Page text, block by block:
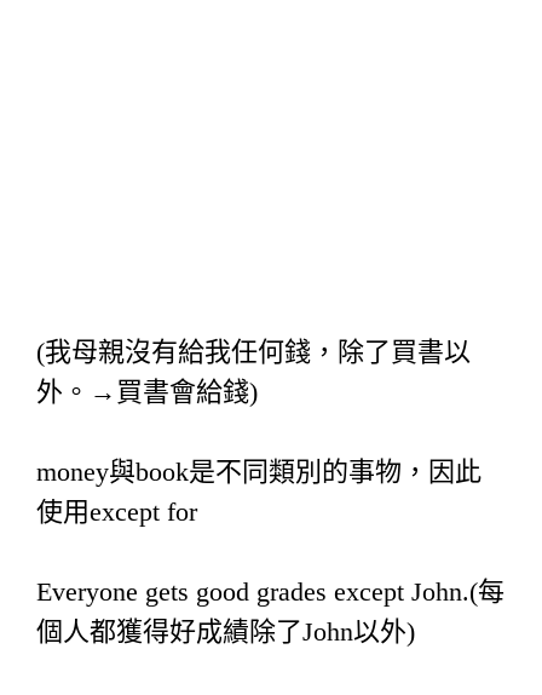
(我母親沒有給我任何錢，除了買書以
外。→買書會給錢)
money與book是不同類別的事物，因此
使用except for
Everyone gets good grades except John.(每
個人都獲得好成績除了John以外)